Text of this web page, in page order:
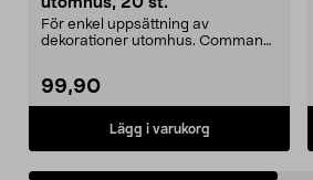
För enkel uppsättning av
dekorationer utomhus. Command
99,90
Lägg i varukorg